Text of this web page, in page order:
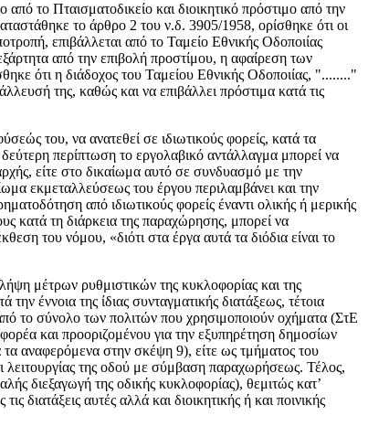
το Πταισματοδικείο και διοικητικό πρόστιμο από την
το άρθρο 2 του ν.δ. 3905/1958, ορίσθηκε ότι οι
επιβάλλεται από το Ταμείο Εθνικής Οδοποιίας
από την επιβολή προστίμου, η αφαίρεση των
ότι η διάδοχος του Ταμείου Εθνικής Οδοποιίας, "........"
της, καθώς και να επιβάλλει πρόστιμα κατά τις
του, να ανατεθεί σε ιδιωτικούς φορείς, κατά τα
περίπτωση το εργολαβικό αντάλλαγμα μπορεί να
είτε στο δικαίωμα αυτό σε συνδυασμό με την
εκμεταλλεύσεως του έργου περιλαμβάνει και την
από ιδιωτικούς φορείς έναντι ολικής ή μερικής
κατά τη διάρκεια της παραχώρησης, μπορεί να
του νόμου, «διότι στα έργα αυτά τα διόδια είναι το
μέτρων ρυθμιστικών της κυκλοφορίας και της
έννοια της ίδιας συνταγματικής διατάξεως, τέτοια
το σύνολο των πολιτών που χρησιμοποιούν οχήματα (ΣτΕ
και προοριζομένου για την εξυπηρέτηση δημοσίων
αναφερόμενα στην σκέψη 9), είτε ως τμήματος του
της οδού με σύμβαση παραχωρήσεως. Τέλος,
διεξαγωγή της οδικής κυκλοφορίας), θεμιτώς κατ’
αυτές αλλά και διοικητικής ή και ποινικής